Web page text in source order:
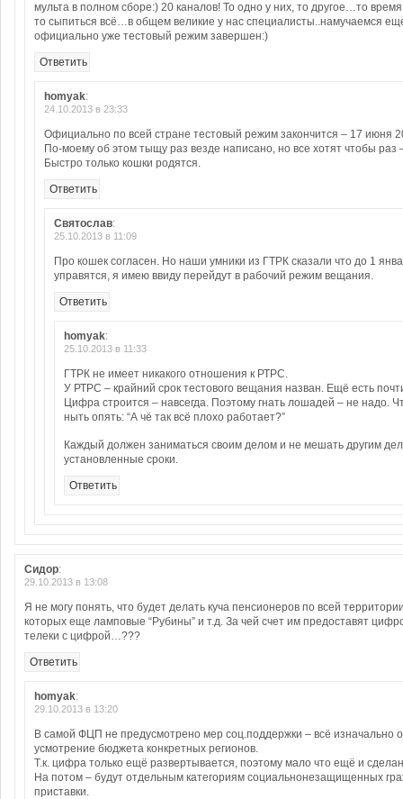
мульта в полном сборе:) 20 каналов! То одно у них, то другое…то
то сыпиться всё…в общем великие у нас специалисты..намучаемся
официально уже тестовый режим завершен:)
Ответить
homyak:
24.10.2013 в 23:33
Официально по всей стране тестовый режим закончится – 17 июня
По-моему об этом тыщу раз везде написано, но все хотят чтобы раз
Быстро только кошки родятся.
Ответить
Святослав:
25.10.2013 в 11:09
Про кошек согласен. Но наши умники из ГТРК сказали что до 1
управятся, я имею ввиду перейдут в рабочий режим вещания.
Ответить
homyak:
25.10.2013 в 11:33
ГТРК не имеет никакого отношения к РТРС.
У РТРС – крайний срок тестового вещания назван. Ещё есть
Цифра строится – навсегда. Поэтому гнать лошадей – не надо.
ныть опять: “А чё так всё плохо работает?”
Каждый должен заниматься своим делом и не мешать другим
установленные сроки.
Ответить
Сидор:
29.10.2013 в 13:08
Я не могу понять, что будет делать куча пенсионеров по всей
которых еще ламповые “Рубины” и т.д. За чей счет им предоставят
телеки с цифрой…???
Ответить
homyak:
29.10.2013 в 13:20
В самой ФЦП не предусмотрено мер соц.поддержки – всё изначально
усмотрение бюджета конкретных регионов.
Т.к. цифра только ещё развертывается, поэтому мало что ещё и
На потом – будут отдельным категориям социальнонезащищенных
приставки.